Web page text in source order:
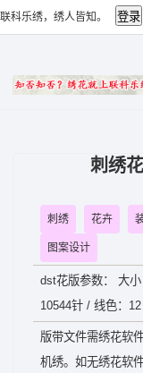
联科乐绣，绣人皆知。
刺绣
刺绣 花卉
图案设计
dst花版参数： 大
10544针 / 线色：
版带文件需绣花软
机绣。如无绣花软